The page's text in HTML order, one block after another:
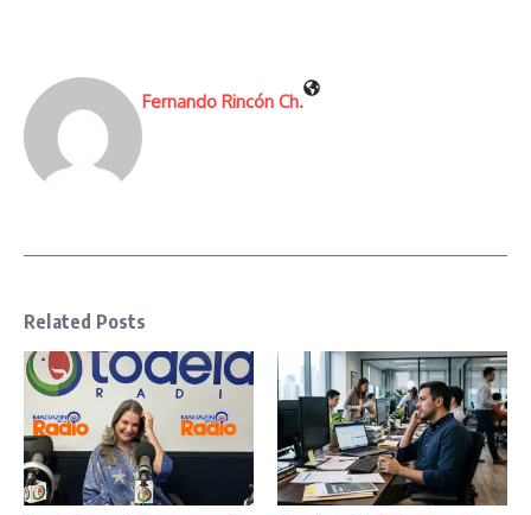
Fernando Rincón Ch.
Related Posts